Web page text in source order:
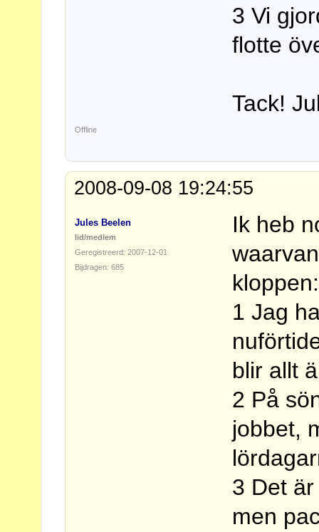
3 Vi
flotte
Tack!
Offline
2008-09-08 19:24:55
Jules Beelen
lid/medlem
Geregistreerd: 2007-12-01
Bijdragen: 685
Ik heb
kloppen:
1 Jag
blir allt
2 På
jobbet,
3 Det
men